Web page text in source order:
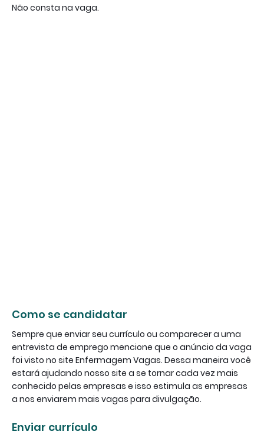
Não consta na vaga.
Como se candidatar
Sempre que enviar seu currículo ou comparecer a uma
entrevista de emprego mencione que o anúncio da vaga
foi visto no site Enfermagem Vagas. Dessa maneira você
estará ajudando nosso site a se tornar cada vez mais
conhecido pelas empresas e isso estimula as empresas
a nos enviarem mais vagas para divulgação.
Enviar currículo